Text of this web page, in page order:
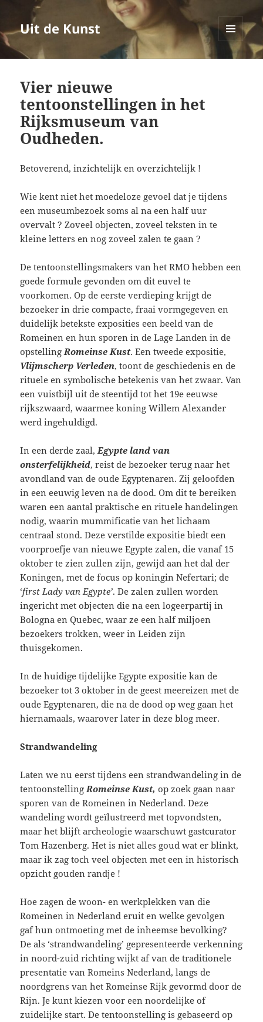
Uit de Kunst
MENU
EN
Vier nieuwe
tentoonstellingen in het
Rijksmuseum van
Oudheden.
Betoverend, inzichtelijk en overzichtelijk !
Wie kent niet het moedeloze gevoel dat je tijdens
een museumbezoek soms al na een half uur
overvalt ? Zoveel objecten, zoveel teksten in te
kleine letters en nog zoveel zalen te gaan ?
De tentoonstellingsmakers van het RMO hebben een
goede formule gevonden om dit euvel te
voorkomen. Op de eerste verdieping krijgt de
bezoeker in drie compacte, fraai vormgegeven en
duidelijk betekste exposities een beeld van de
Romeinen en hun sporen in de Lage Landen in de
opstellingRomeinse Kust. Een tweede expositie,
Vlijmscherp Verleden, toont de geschiedenis en de
rituele en symbolische betekenis van het zwaar. Van
een vuistbijl uit de steentijd tot het 19e eeuwse
rijkszwaard, waarmee koning Willem Alexander
werd ingehuldigd.
In een derde zaal,Egypte land van
onsterfelijkheid, reist de bezoeker terug naar het
avondland van de oude Egyptenaren. Zij geloofden
in een eeuwig leven na de dood. Om dit te bereiken
waren een aantal praktische en rituele handelingen
nodig, waarin mummificatie van het lichaam
centraal stond. Deze verstilde expositie biedt een
voorproefje van nieuwe Egypte zalen, die vanaf 15
oktober te zien zullen zijn, gewijd aan het dal der
Koningen, met de focus op koningin Nefertari; de
‘first Lady van Egypte’. De zalen zullen worden
ingericht met objecten die na een logeerpartij in
Bologna en Quebec, waar ze een half miljoen
bezoekers trokken, weer in Leiden zijn
thuisgekomen.
In de huidige tijdelijke Egypte expositie kan de
bezoeker tot 3 oktober in de geest meereizen met de
oude Egyptenaren, die na de dood op weg gaan het
hiernamaals, waarover later in deze blog meer.
Strandwandeling
Laten we nu eerst tijdens een strandwandeling in de
tentoonstellingRomeinse Kust, op zoek gaan naar
sporen van de Romeinen in Nederland. Deze
wandeling wordt geïlustreerd met topvondsten,
maar het blijft archeologie waarschuwt gastcurator
Tom Hazenberg. Het is niet alles goud wat er blinkt,
maar ik zag toch veel objecten met een in historisch
opzicht gouden randje !
Hoe zagen de woon- en werkplekken van die
Romeinen in Nederland eruit en welke gevolgen
gaf hun ontmoeting met de inheemse bevolking?
De als ‘strandwandeling’ gepresenteerde verkenning
in noord-zuid richting wijkt af van de traditionele
presentatie van Romeins Nederland, langs de
noordgrens van het Romeinse Rijk gevormd door de
Rijn. Je kunt kiezen voor een noordelijke of
zuidelijke start. De tentoonstelling is gebaseerd op